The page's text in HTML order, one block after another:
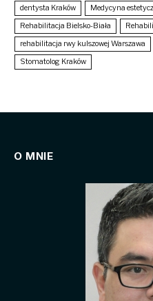
dentysta Kraków
Medycyna
Rehabilitacja Bielsko-Biała
rehabilitacja rwy kulszowej Warszawa
Stomatolog Kraków
O MNIE